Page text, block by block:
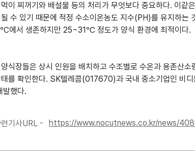
이 찌꺼기와 배설물 등의 처리가 무엇보다 중요하다. 이같
수 있기 때문에 적정 수소이온농도 지수(PH)를 유지하는
에서 생존하지만 25~31℃ 정도가 양식 환경에 최적이다.
식장들은 상시 인원을 배치하고 수조별로 수온과 용존산
를 확인한다. SK텔레콤(017670)과 국내 중소기업인 비
발했다.
기사URL - https://www.nocutnews.co.kr/news/